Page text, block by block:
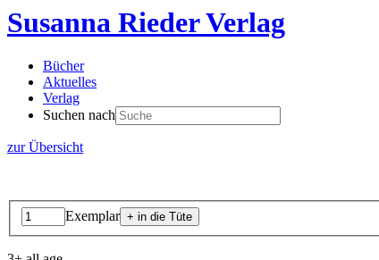
Susanna Rieder Verlag
Bücher
Aktuelles
Verlag
Suchen nach
zur Übersicht
Exemplar